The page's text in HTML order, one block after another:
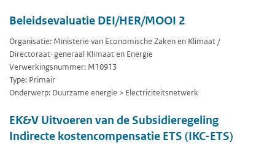
Beleidsevaluatie DEI/HER/MOOI 2
Organisatie: Ministerie van Economische Zaken en Klimaat /
Directoraat-generaal Klimaat en Energie
Verwerkingsnummer: M10913
Type: Primair
Onderwerp: Duurzame energie > Electriciteitsnetwerk
EK&V Uitvoeren van de Subsidieregeling
Indirecte kostencompensatie ETS (IKC-ETS)